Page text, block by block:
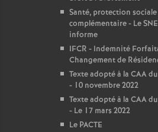
Santé, protection sociale
complémentaire - Le
informe
IFCR - Indemnité
Changement de
Texte adopté à la CAA
- 10 novembre 2022
Texte adopté à la CAA
- Le 17 mars 2022
Le PACTE